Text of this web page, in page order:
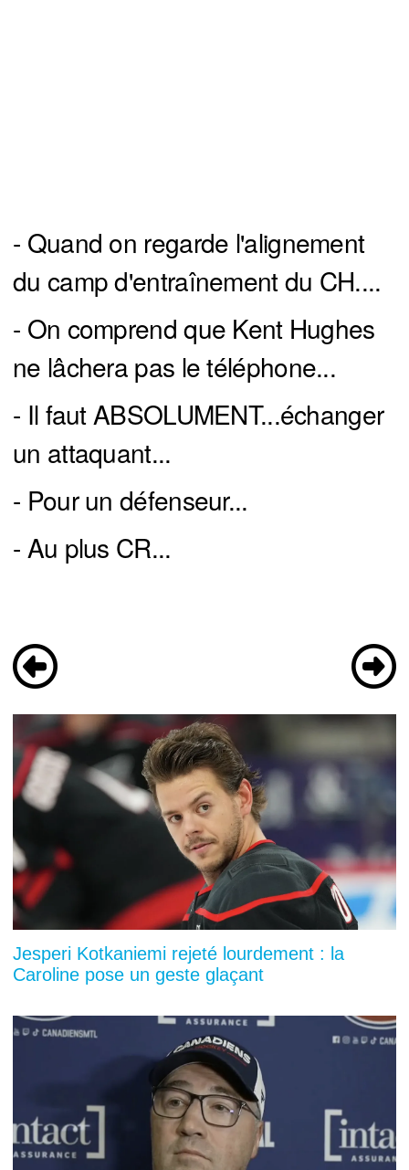
- Quand on regarde l'alignement
du camp d'entraînement du CH....
- On comprend que Kent Hughes
ne lâchera pas le téléphone...
- Il faut ABSOLUMENT...échanger
un attaquant...
- Pour un défenseur...
- Au plus CR...
Jesperi Kotkaniemi rejeté lourdement : la
Caroline pose un geste glaçant